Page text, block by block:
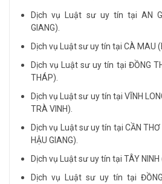
Dịch vụ Luật sư uy tín tại AN
GIANG).
Dịch vụ Luật sư uy tín tại CÀ MAU
Dịch vụ Luật sư uy tín tại ĐỒNG
THÁP).
Dịch vụ Luật sư uy tín tại VĨNH
TRÀ VINH).
Dịch vụ Luật sư uy tín tại CẦN THƠ
HẬU GIANG).
Dịch vụ Luật sư uy tín tại TÂY NINH
Dịch vụ Luật sư uy tín tại ĐỒNG